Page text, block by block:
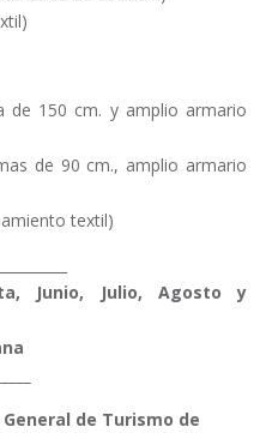
de 150 cm. y amplio armario
de 90 cm., amplio armario
textil)
Junio, Julio, Agosto y
de Turismo de